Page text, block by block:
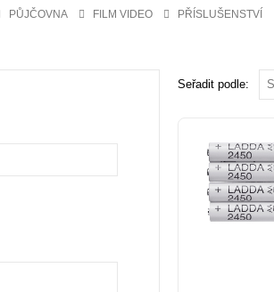
PŮJČOVNA FILM VIDEO PŘÍSLUŠENSTVÍ
Seřadit podle: